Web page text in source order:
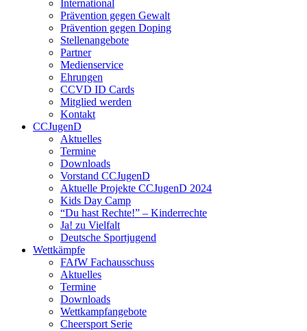
International
Prävention gegen Gewalt
Prävention gegen Doping
Stellenangebote
Partner
Medienservice
Ehrungen
CCVD ID Cards
Mitglied werden
Kontakt
CCJugenD
Aktuelles
Termine
Downloads
Vorstand CCJugenD
Aktuelle Projekte CCJugenD 2024
Kids Day Camp
“Du hast Rechte!” – Kinderrechte
Ja! zu Vielfalt
Deutsche Sportjugend
Wettkämpfe
FAfW Fachausschuss
Aktuelles
Termine
Downloads
Wettkampfangebote
Cheersport Serie